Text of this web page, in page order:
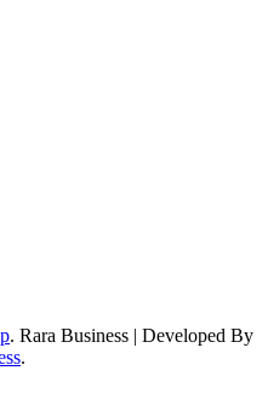
. Rara Business | Developed By
.